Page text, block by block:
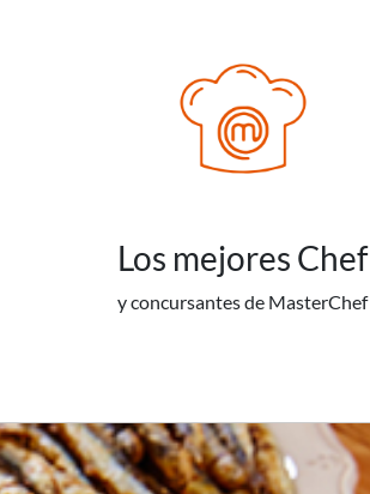
Los mejores Chef
y concursantes de MasterChef